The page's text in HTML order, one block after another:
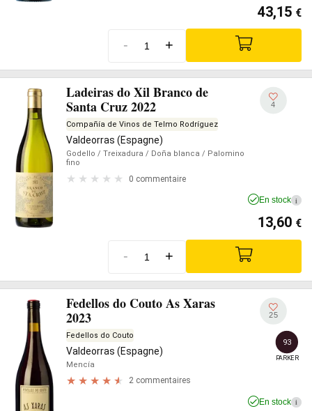
43,15 €
- +
Ladeiras do Xil Branco de
Santa Cruz 2022
Compañía de Vinos de Telmo Rodríguez
Valdeorras (Espagne)
Godello / Treixadura / Doña blanca / Palomino
fino
0 commentaire
4
En stock i
13,60 €
- +
Fedellos do Couto As Xaras
2023
Fedellos do Couto
Valdeorras (Espagne)
Mencía
2 commentaires
25
93
PARKER
En stock i